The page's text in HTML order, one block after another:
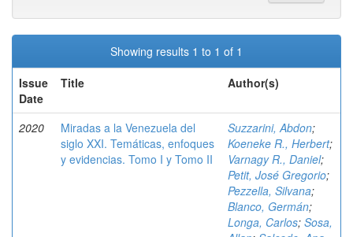
Showing results 1 to 1 of 1
Issue
Date
Title Author(s)
2020
Miradas a la Venezuela del
siglo XXI. Temáticas, enfoques
y evidencias. Tomo I y Tomo II
Suzzarini, Abdon;
Koeneke R., Herbert;
Varnagy R., Daniel;
Petit, José Gregorio;
Pezzella, Silvana;
Blanco, Germán;
Longa, Carlos; Sosa,